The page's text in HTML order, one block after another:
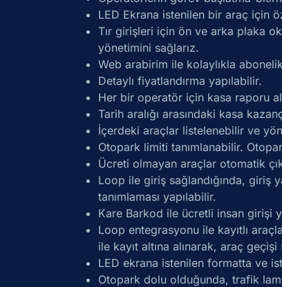
LED Ekrana istenilen bir araç için
Tır girişleri için ön ve arka plaka
yönetimini sağlarız.
Web arabirim ile kolaylıkla
Detaylı fiyatlandırma yapılabilir.
Her bir operatör için kasa raporu
Tarih aralığı arasındaki kasa
İçerdeki araçlar listelenebilir ve
Otopark limiti tanımlanabilir.
Ücreti olmayan araçlar otomatik
Loop ile giriş sağlandığında, giriş
tanımlaması yapılabilir.
Kare Barkod ile ücretli insan girişi
Loop entegrasyonu ile kayıtlı
ile kayıt altına alınarak, araç
LED ekrana istenilen formatta ve
Otopark dolu olduğunda, trafik